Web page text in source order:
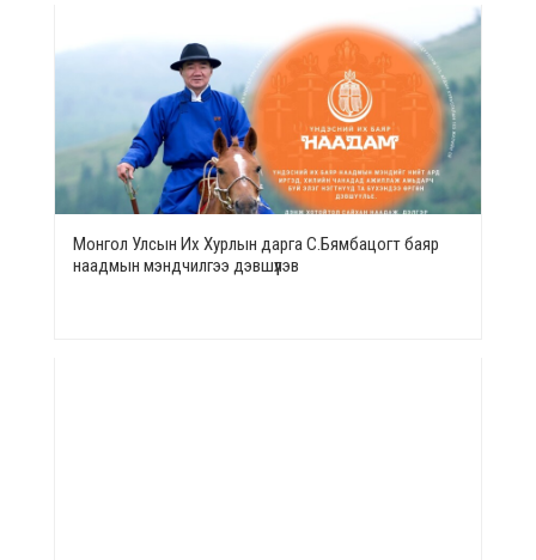
Монгол Улсын Их Хурлын дарга С.Бямбацогт баяр
наадмын мэндчилгээ дэвшүүлэв